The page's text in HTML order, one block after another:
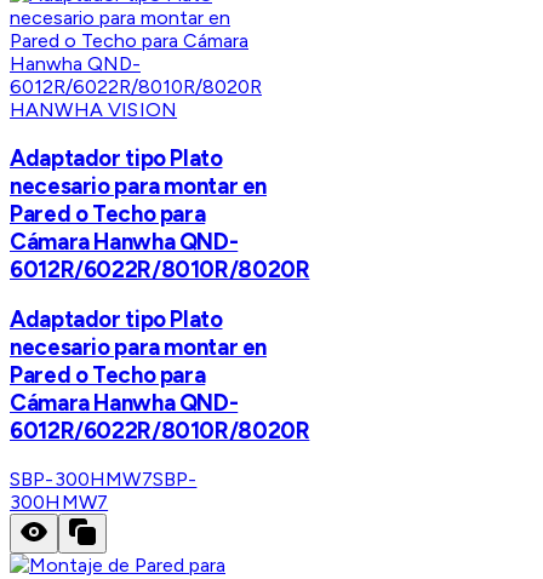
HANWHA VISION
Adaptador tipo Plato
necesario para montar en
Pared o Techo para
Cámara Hanwha QND-
6012R/6022R/8010R/8020R
Adaptador tipo Plato
necesario para montar en
Pared o Techo para
Cámara Hanwha QND-
6012R/6022R/8010R/8020R
SBP-300HMW7SBP-
300HMW7